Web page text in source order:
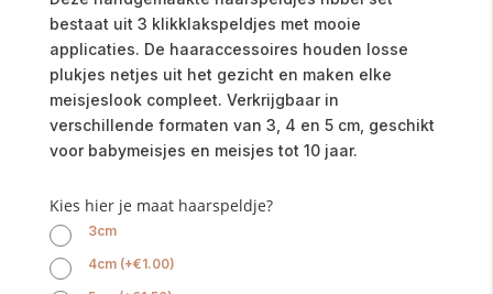
bestaat uit 3 klikklakspeldjes met mooie
applicaties. De haaraccessoires houden losse
plukjes netjes uit het gezicht en maken elke
meisjeslook compleet. Verkrijgbaar in
verschillende formaten van 3, 4 en 5 cm, geschikt
voor babymeisjes en meisjes tot 10 jaar.
Kies hier je maat haarspeldje?
3cm
4cm (+€1.00)